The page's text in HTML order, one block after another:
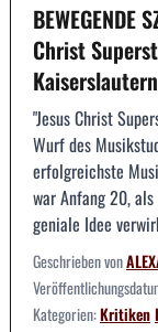
BEWEGENDE
Christ
"Jesus Christ
Wurf des
erfolgreichste
war Anfang 20,
geniale Idee
Geschrieben von
Kategorien:Kritiken